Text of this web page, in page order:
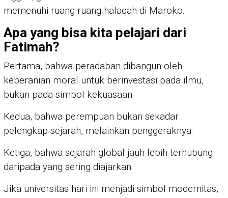
memenuhi ruang-ruang halaqah di Maroko.
Apa yang bisa kita pelajari dari
Fatimah?
Pertama, bahwa peradaban dibangun oleh
keberanian moral untuk berinvestasi pada ilmu,
bukan pada simbol kekuasaan.
Kedua, bahwa perempuan bukan sekadar
pelengkap sejarah, melainkan penggeraknya.
Ketiga, bahwa sejarah global jauh lebih terhubung
daripada yang sering diajarkan.
Jika universitas hari ini menjadi simbol modernitas,